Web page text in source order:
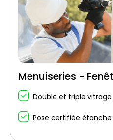
Menuiseries -
Double et triple
Pose certifiée étanche